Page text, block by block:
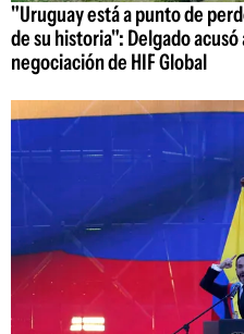
"Uruguay está a punto de
de su historia": Delgado
negociación de HIF Global